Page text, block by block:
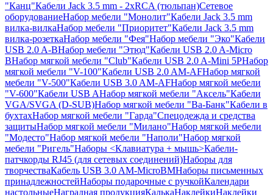
"Канц"Кабели Jack 3.5 mm - 2xRCA (тюльпан)Сетевое
оборудованиеНабор мебели "Монолит"Кабели Jack 3.5 mm
вилка-вилкаНабор мебели "Приоритет"Кабели Jack 3.5 mm
вилка-розеткаНабор мебели "Фея"Набор мебели "Эко"Кабели
USB 2.0 A-BНабор мебели "Этюд"Кабели USB 2.0 A-Micro
BНабор мягкой мебели "Club"Кабели USB 2.0 A-Mini 5PНабор
мягкой мебели "V-100"Кабели USB 2.0 AM-AFНабор мягкой
мебели "V-500"Кабели USB 3.0 AM-AFНабор мягкой мебели
"V-600"Кабели USB AНабор мягкой мебели "Аксель"Кабели
VGA/SVGA (D-SUB)Набор мягкой мебели "Ва-Банк"Кабели в
бухтахНабор мягкой мебели "Гарда"Спецодежда и средства
защитыНабор мягкой мебели "Милано"Набор мягкой мебели
"Модесто"Набор мягкой мебели "Наполи"Набор мягкой
мебели "Ригель"Наборы <Клавиатура + мышь>Кабели-
патчкорды RJ45 (для сетевых соединений)Наборы для
творчестваКабель USB 3.0 AM-MicroBMНаборы письменных
принадлежностейНаборы подарочные с ручкойКалендари
настольныеНаградная продукцияКалькаНаклейкиНаклейки